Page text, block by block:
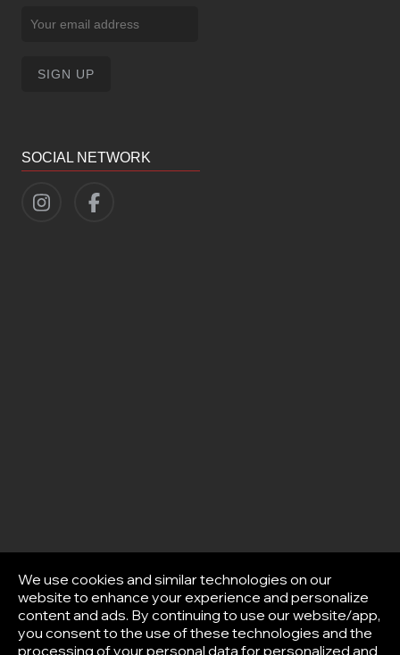
SOCIAL NETWORK
We use cookies and similar technologies on our
website to enhance your experience and personalize
content and ads. By continuing to use our website/app,
you consent to the use of these technologies and the
processing of your personal data for personalized and